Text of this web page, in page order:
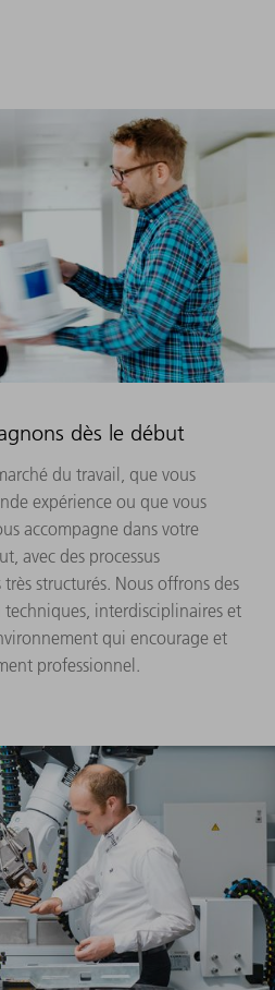
dès le début
du travail, que vous
expérience ou que vous
accompagne dans votre
avec des processus
structurés. Nous offrons des
interdisciplinaires et
qui encourage et
professionnel.